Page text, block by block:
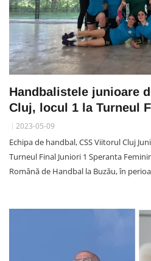
Handbalistele junioare
Cluj, locul 1 la Turneul
2023-05-09
Echipa de handbal, CSS Viitorul Cluj
Turneul Final Juniori 1 Speranta
Română de Handbal la Buzău, în